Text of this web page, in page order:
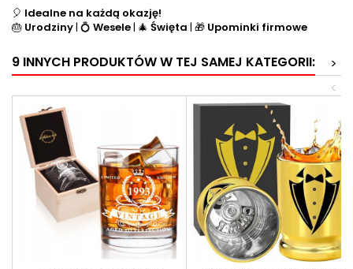
🎈 Idealne na każdą okazję!
🎂 Urodziny| 💍 Wesele| 🎄 Święta | 🎁 Upominki firmowe
9 INNYCH PRODUKTÓW W TEJ SAMEJ KATEGORII:
>
<